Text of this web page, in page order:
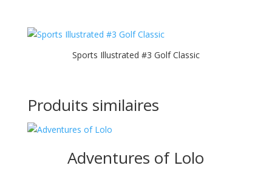
Sports Illustrated #3 Golf Classic
Produits similaires
Adventures of Lolo